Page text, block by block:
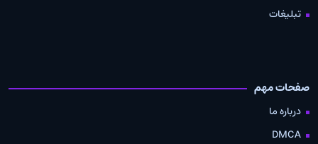
تبلیغات
صفحات مهم
درباره ما
DMCA